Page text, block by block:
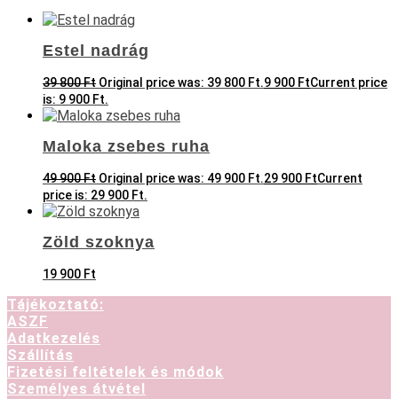
Estel nadrág
39 800Ft Original price was: 39 800 Ft.9 900 FtCurrent price
is: 9 900 Ft.
Maloka zsebes ruha
49 900Ft Original price was: 49 900 Ft.29 900 FtCurrent
price is: 29 900 Ft.
Zöld szoknya
19 900 Ft
Tájékoztató:
ASZF
Adatkezelés
Szállítás
Fizetési feltételek és módok
Személyes átvétel